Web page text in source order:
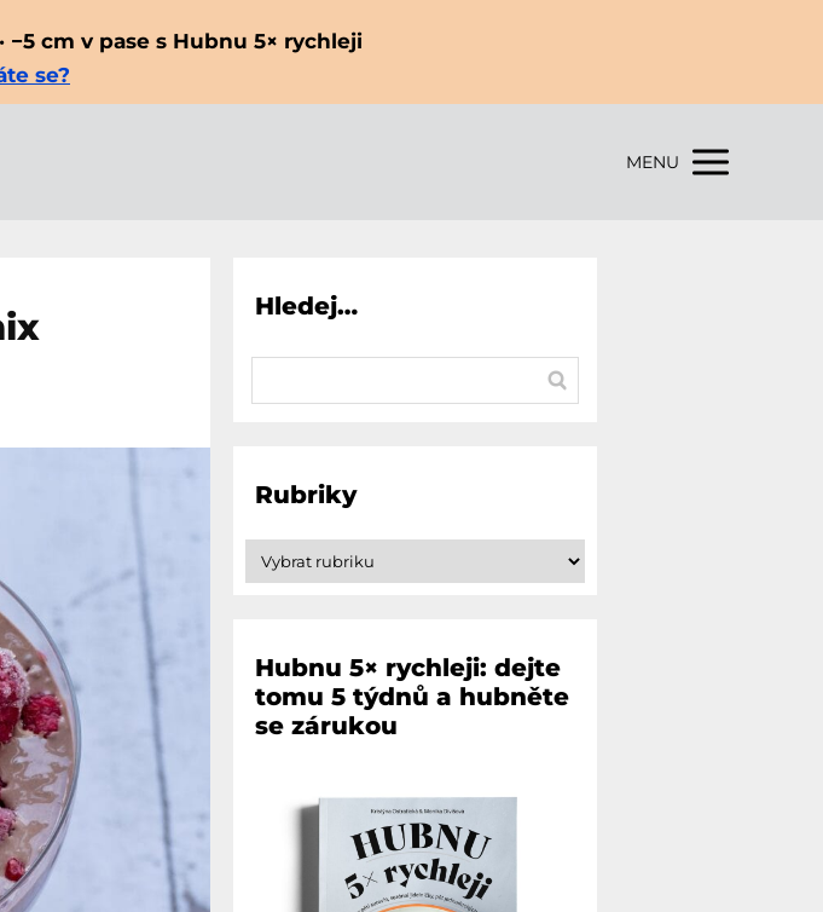
−5 cm v pase s Hubnu 5× rychleji
se?
MENU
Hledej…
Rubriky
Hubnu 5× rychleji: dejte
tomu 5 týdnů a hubněte
se zárukou